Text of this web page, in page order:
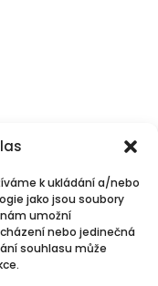
k ukládání a/nebo
jako jsou soubory
umožní
nebo jedinečná
souhlasu může